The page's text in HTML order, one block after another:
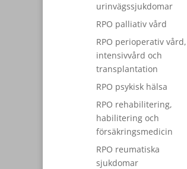
urinvägssjukdomar
RPO palliativ vård
RPO perioperativ vård,
intensivvård och
transplantation
RPO psykisk hälsa
RPO rehabilitering,
habilitering och
försäkringsmedicin
RPO reumatiska
sjukdomar